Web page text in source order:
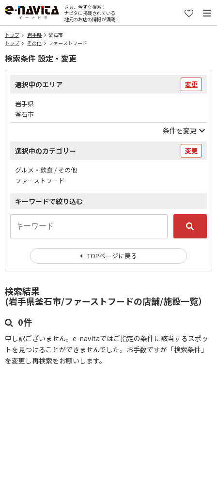
さぁ、今すぐ検索！
ナビタに掲載されている
地元のお店の情報が満載！
トップ 岩手県
釜石市
トップ
その他 ファーストフード
検索結果
(岩手県釜石市/ファーストフードの店舗/施設一覧）
0件
申し訳ございません。e-navitaではご指定の条件に該当するスポッ
トを見つけることができませんでした。お手数ですが「検索条件」
を変更し再検索をお願いします。
検索条件 設定・変更
選択中のエリア 変更
岩手県
釜石市
条件を変更
選択中のカテゴリー 変更
グルメ・飲食 / その他
ファーストフード
キーワードで絞り込む
TOPページに戻る